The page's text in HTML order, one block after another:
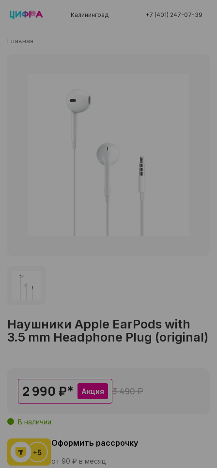
Калининград +7 (401) 247-07-39
Главная
Наушники Apple EarPods with
3.5 mm Headphone Plug (original)
2 990 ₽* Акция 3 490 ₽
В наличии
Оформить рассрочку
от 90 ₽ в месяц